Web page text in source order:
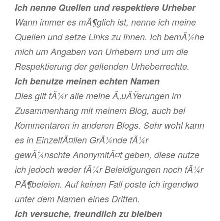
Ich nenne Quellen und respektiere Urheber
Wann immer es mÃ¶glich ist, nenne ich meine
Quellen und setze Links zu ihnen. Ich bemÃ¼he
mich um Angaben von Urhebern und um die
Respektierung der geltenden Urheberrechte.
Ich benutze meinen echten Namen
Dies gilt fÃ¼r alle meine Ã„uÃŸerungen im
Zusammenhang mit meinem Blog, auch bei
Kommentaren in anderen Blogs. Sehr wohl kann
es in EinzelfÃ¤llen GrÃ¼nde fÃ¼r
gewÃ¼nschte AnonymitÃ¤t geben, diese nutze
ich jedoch weder fÃ¼r Beleidigungen noch fÃ¼r
PÃ¶beleien. Auf keinen Fall poste ich irgendwo
unter dem Namen eines Dritten.
Ich versuche, freundlich zu bleiben